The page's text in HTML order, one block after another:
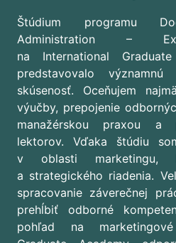
Štúdium programu
Administration –
na International
predstavovalo
skúsenosť. Oceňujem
výučby, prepojenie
manažérskou praxou a
lektorov. Vďaka štúdiu
v oblasti marketingu,
a strategického riadenia.
spracovanie záverečnej
prehĺbiť odborné
pohľad na